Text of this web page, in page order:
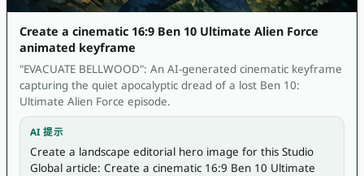
Create a cinematic 16:9 Ben 10 Ultimate Alien Force
animated keyframe
"EVACUATE BELLWOOD": An AI-generated cinematic keyframe
capturing the quiet apocalyptic dread of a lost Ben 10:
Ultimate Alien Force episode.
AI 提示
Create a landscape editorial hero image for this Studio
Global article: Create a cinematic 16:9 Ben 10 Ultimate